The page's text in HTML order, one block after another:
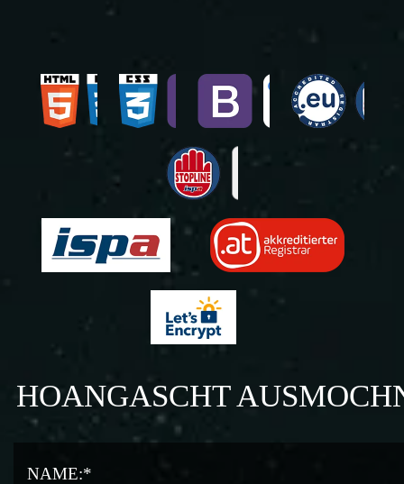
HOANGASCHT
NAME:*